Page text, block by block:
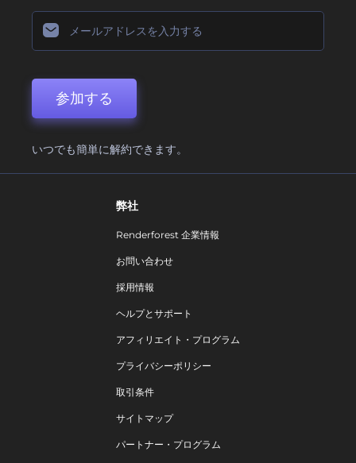
参加する
いつでも簡単に解約できます。
弊社
Renderforest 企業情報
お問い合わせ
採用情報
ヘルプとサポート
アフィリエイト・プログラム
プライバシーポリシー
取引条件
サイトマップ
パートナー・プログラム